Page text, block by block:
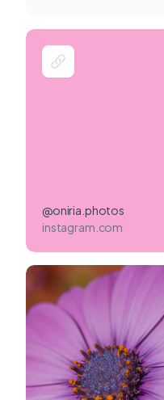
@oniria.photos
instagram.com